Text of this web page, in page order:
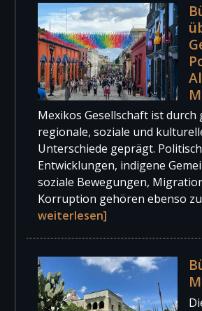
Mexikos Gesellschaft ist durch
regionale, soziale und
Unterschiede geprägt.
Entwicklungen, indigene
soziale Bewegungen,
Korruption gehören ebenso
weiterlesen]